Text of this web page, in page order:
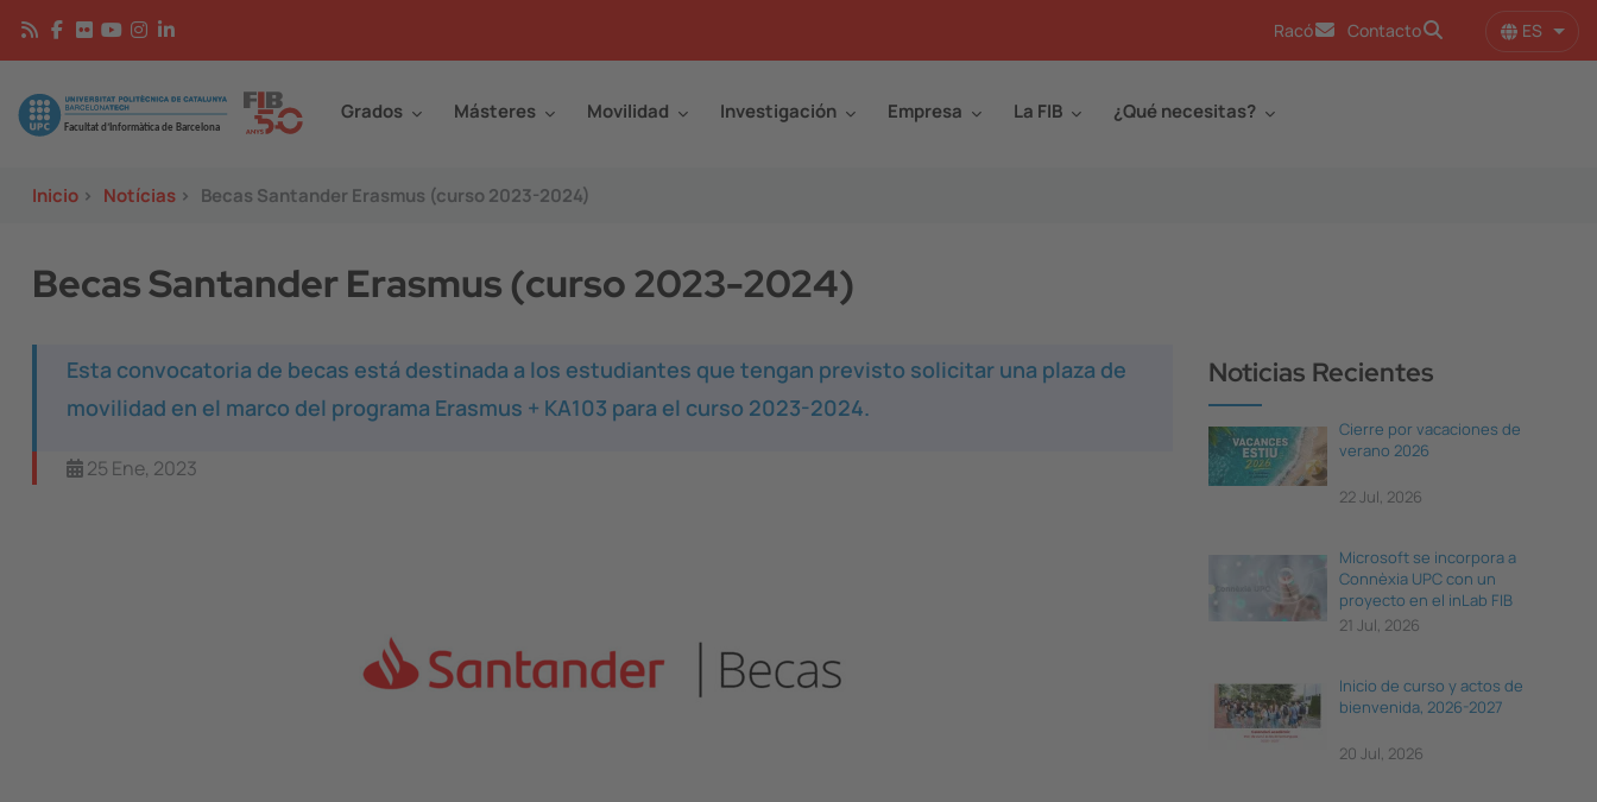
Pasar al contenido principal
Racó Contacto ES
Image Grados Másteres Movilidad Investigación Empresa La FIB ¿Qué necesitas?
Inicio > Notícias > Becas Santander Erasmus (curso 2023-2024)
Becas Santander Erasmus (curso 2023-2024)
Esta convocatoria de becas está destinada a los estudiantes que tengan previsto solicitar una plaza de
movilidad en el marco del programa Erasmus + KA103 para el curso 2023-2024.
25 Ene, 2023
Noticias Recientes
Cierre por vacaciones de
verano 2026
22 Jul, 2026
Microsoft se incorpora a
Connèxia UPC con un
proyecto en el inLab FIB
21 Jul, 2026
Inicio de curso y actos de
bienvenida, 2026-2027
20 Jul, 2026